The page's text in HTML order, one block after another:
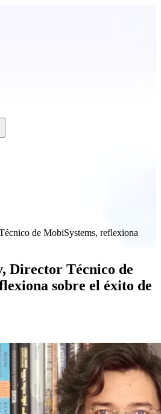
de MobiSystems, reflexiona
Director Técnico de
sobre el éxito de